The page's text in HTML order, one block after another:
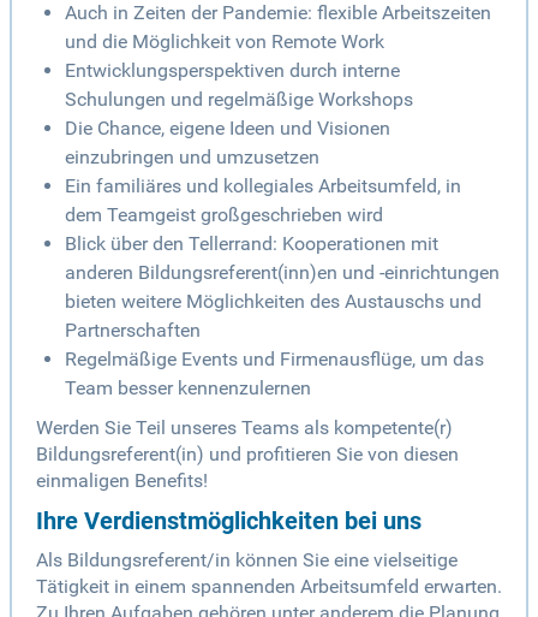
Auch in Zeiten der Pandemie: flexible Arbeitszeiten
und die Möglichkeit von Remote Work
Entwicklungsperspektiven durch interne
Schulungen und regelmäßige Workshops
Die Chance, eigene Ideen und Visionen
einzubringen und umzusetzen
Ein familiäres und kollegiales Arbeitsumfeld, in
dem Teamgeist großgeschrieben wird
Blick über den Tellerrand: Kooperationen mit
anderen Bildungsreferent(inn)en und -einrichtungen
bieten weitere Möglichkeiten des Austauschs und
Partnerschaften
Regelmäßige Events und Firmenausflüge, um das
Team besser kennenzulernen
Werden Sie Teil unseres Teams als kompetente(r)
Bildungsreferent(in) und profitieren Sie von diesen
einmaligen Benefits!
Ihre Verdienstmöglichkeiten bei uns
Als Bildungsreferent/in können Sie eine vielseitige
Tätigkeit in einem spannenden Arbeitsumfeld erwarten.